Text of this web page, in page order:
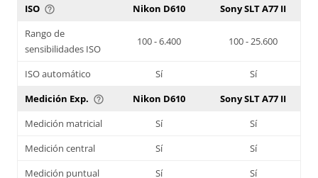
ISO help_outline Nikon D610
Sony SLT A77 II
Rango de
sensibilidades ISO
100 - 6.400 100 - 25.600
ISO automático Sí
Sí
Medición Exp. help_outline Nikon D610
Sony SLT A77 II
Medición matricial
Sí
Sí
Medición central
Sí
Sí
Medición puntual
Sí Sí